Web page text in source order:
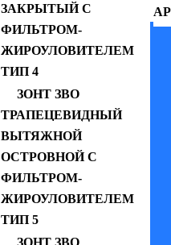
ЗАКРЫТЫЙ С
ФИЛЬТРОМ-
ЖИРОУЛОВИТЕЛЕМ
ТИП 4
ЗОНТ ЗВО
ТРАПЕЦЕВИДНЫЙ
ВЫТЯЖНОЙ
ОСТРОВНОЙ С
ФИЛЬТРОМ-
ЖИРОУЛОВИТЕЛЕМ
ТИП 5
ЗОНТ ЗВО